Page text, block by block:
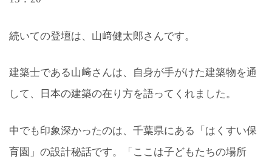
続いての登壇は、山﨑健太郎さんです。
建築士である山﨑さんは、自身が手がけた建築物を通
して、日本の建築の在り方を語ってくれました。
中でも印象深かったのは、千葉県にある「はくすい保
育園」の設計秘話です。「ここは子どもたちの場所